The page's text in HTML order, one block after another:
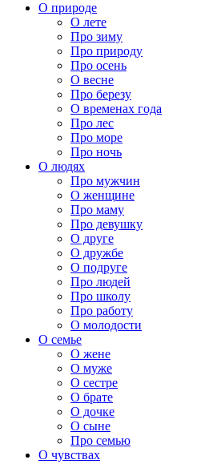
О природе
О лете
Про зиму
Про природу
Про осень
О весне
Про березу
О временах года
Про лес
Про море
Про ночь
О людях
Про мужчин
О женщине
Про маму
Про девушку
О друге
О дружбе
О подруге
Про людей
Про школу
Про работу
О молодости
О семье
О жене
О муже
О сестре
О брате
О дочке
О сыне
Про семью
О чувствах